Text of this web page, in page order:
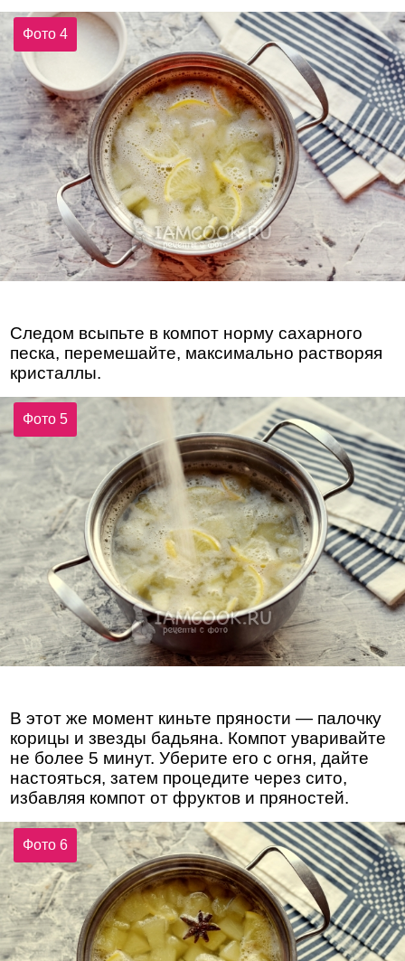
Фото 4
Следом всыпьте в компот норму сахарного
песка, перемешайте, максимально растворяя
кристаллы.
Фото 5
В этот же момент киньте пряности — палочку
корицы и звезды бадьяна. Компот уваривайте
не более 5 минут. Уберите его с огня, дайте
настояться, затем процедите через сито,
избавляя компот от фруктов и пряностей.
Фото 6